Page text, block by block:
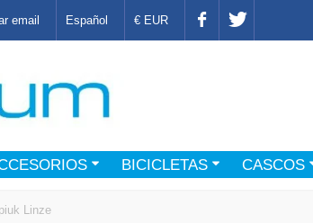
email Español € EUR
BICICLETAS CASCOS
Linze